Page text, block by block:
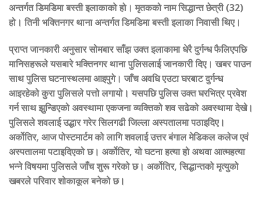
अन्तर्गत डिमडिमा बस्ती इलाकाको हो। मृतकको नाम सिद्धान्त छेत्री (32)
हो। तिनी भक्तिनगर थाना अन्तर्गत डिमडिमा बस्ती इलाका निवासी थिए।
प्राप्त जानकारी अनुसार सोमबार साँझ उक्त इलाकामा धेरै दुर्गन्ध फैलिएपछि
मानिसहरूले यसबारे भक्तिनगर थाना पुलिसलाई जानकारी दिए। खबर पाउन
साथ पुलिस घटनास्थलमा आइपुगे। जाँच अवधि एउटा घरबाट दुर्गन्ध
आइरहेको कुरा पुलिसले पत्तो लगायो। यसपछि पुलिस उक्त घरभित्र प्रवेश
गर्न साथ झुन्डिएको अवस्थामा एकजना व्यक्तिको शव सढेको अवस्थामा देखे।
पुलिसले शवलाई उद्धार गरेर सिलगढी जिल्ला अस्पतालमा पठाइदिए।
अर्कोतिर, आज पोस्टमार्टम को लागि शवलाई उत्तर बंगाल मेडिकल कलेज एवं
अस्पतालमा पटाइदिएको छ। अर्कोतिर, यो घटना हत्या हो अथवा आत्महत्या
भन्ने विषयमा पुलिसले जाँच शुरू गरेको छ। अर्कोतिर, सिद्धान्तको मृत्युको
खबरले परिवार शोकाकूल बनेको छ।